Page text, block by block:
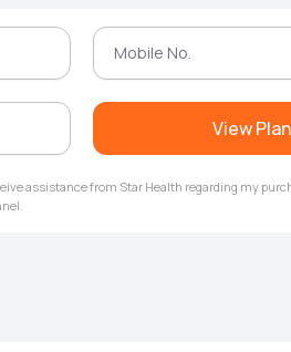
View Plan
assistance from Star Health regarding my